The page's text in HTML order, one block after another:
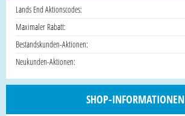
Lands End Aktionscodes:
Maximaler Rabatt:
Bestandskunden-Aktionen:
Neukunden-Aktionen:
SHOP-INFORMATIONEN